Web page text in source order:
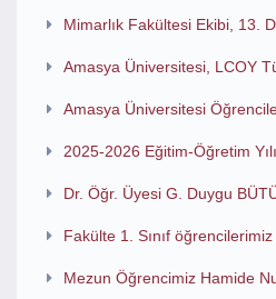
Mimarlık Fakültesi Ekibi, 13.
Amasya Üniversitesi, LCOY
Amasya Üniversitesi
2025-2026 Eğitim-Öğretim
Dr. Öğr. Üyesi G. Duygu
Fakülte 1. Sınıf öğrencilerimiz
Mezun Öğrencimiz Hamide